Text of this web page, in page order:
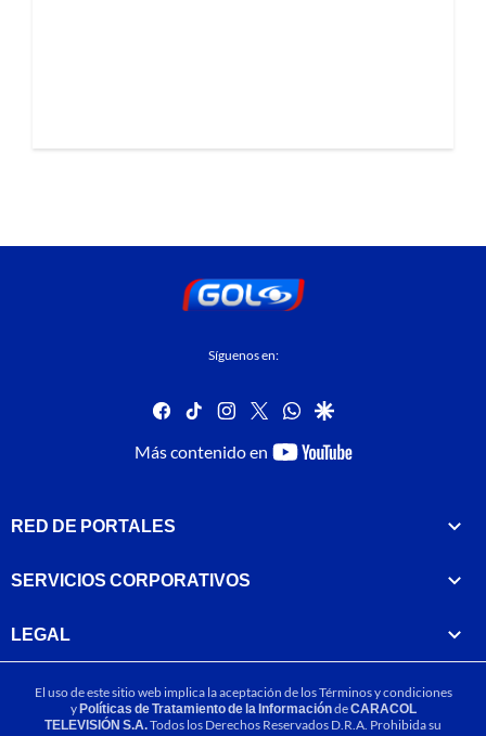
Síguenos en:
facebook
tiktok instagram
twitterwhatsapp
google
Más contenido en
youtube-
RED DE PORTALES
SERVICIOS CORPORATIVOS
LEGAL
El uso de este sitio web implica la aceptación de losTérminos y condiciones
yPolíticas de Tratamiento de la InformacióndeCARACOL
TELEVISIÓN S.A.Todos los Derechos Reservados D.R.A. Prohibida su